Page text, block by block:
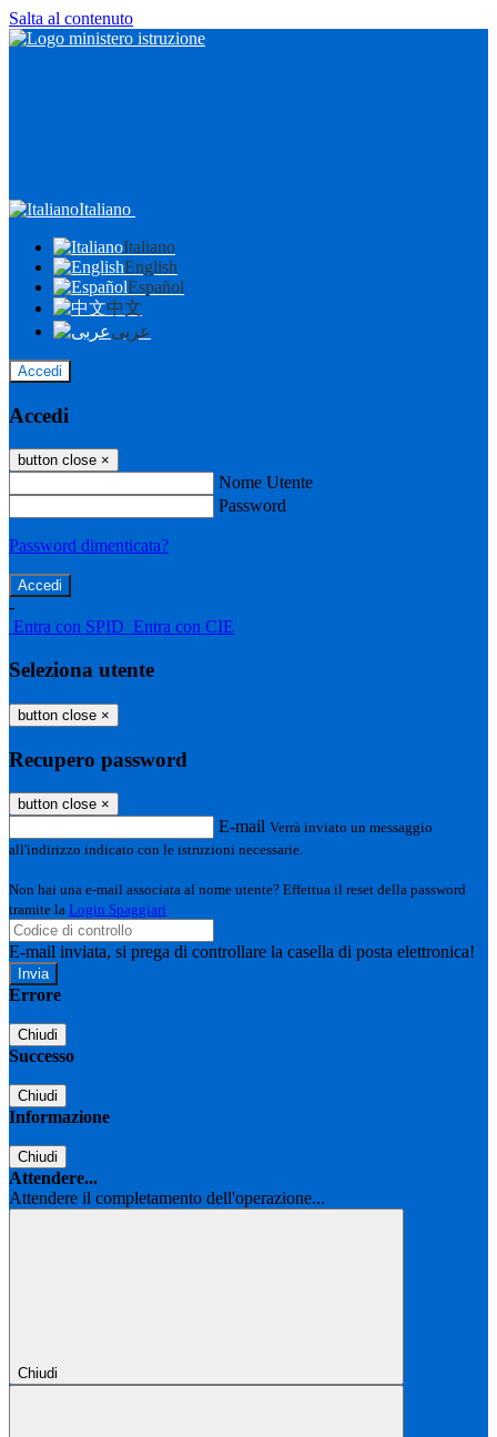
Salta al contenuto
Italiano
Italiano
English
Español
中文
عربى
Accedi
Accedi
button close ×
Nome Utente
Password
Password dimenticata?
-
Entra con SPID Entra con CIE
Seleziona utente
button close ×
Recupero password
button close ×
E-mail Verrà inviato un messaggio
all'indirizzo indicato con le istruzioni necessarie.
Non hai una e-mail associata al nome utente? Effettua il reset della password
tramite la Login Spaggiari
E-mail inviata, si prega di controllare la casella di posta elettronica!
Errore
Chiudi
Successo
Chiudi
Informazione
Chiudi
Attendere...
Attendere il completamento dell'operazione...
Chiudi